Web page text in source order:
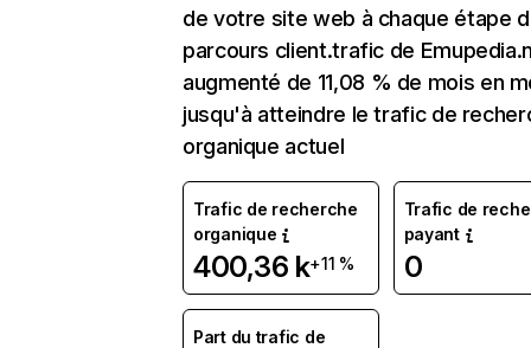
de votre site web à chaque étape
parcours client.trafic de
augmenté de 11,08 % de mois en
jusqu'à atteindre le trafic de
organique actuel
Trafic de recherche
organique
400,36 k+11 %
Trafic de
payant
0
Part du trafic de